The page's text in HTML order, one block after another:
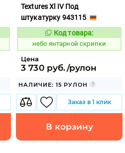
Textures Xl IV Под
штукатурку 943115
1124842
Код товара:
небо янтарной скрипки
Цена
3 730 руб./рулон
НАЛИЧИЕ: 15 РУЛОН
Заказ в 1 клик
В корзину